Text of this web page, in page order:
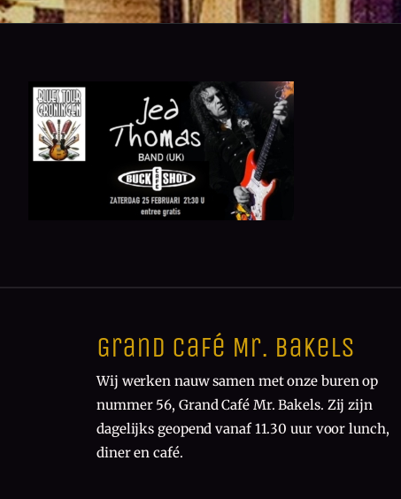
Grand Café Mr. Bakels
Wij werken nauw samen met onze buren op
nummer 56, Grand Café Mr. Bakels. Zij zijn
dagelijks geopend vanaf 11.30 uur voor lunch,
diner en café.